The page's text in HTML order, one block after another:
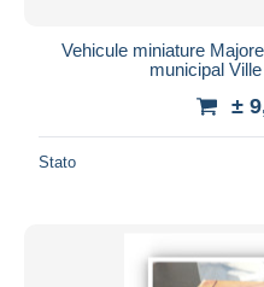
Vehicule miniature
municipal
±
Stato